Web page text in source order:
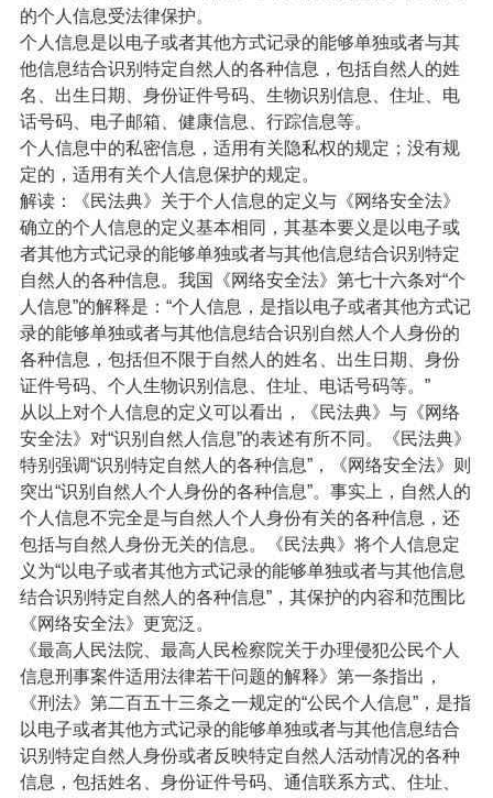
的个人信息受法律保护。
个人信息是以电子或者其他方式记录的能够单独或者与其
他信息结合识别特定自然人的各种信息，包括自然人的姓
名、出生日期、身份证件号码、生物识别信息、住址、电
话号码、电子邮箱、健康信息、行踪信息等。
个人信息中的私密信息，适用有关隐私权的规定；没有规
定的，适用有关个人信息保护的规定。
解读：《民法典》关于个人信息的定义与《网络安全法》
确立的个人信息的定义基本相同，其基本要义是以电子或
者其他方式记录的能够单独或者与其他信息结合识别特定
自然人的各种信息。我国《网络安全法》第七十六条对“个
人信息”的解释是：“个人信息，是指以电子或者其他方式记
录的能够单独或者与其他信息结合识别自然人个人身份的
各种信息，包括但不限于自然人的姓名、出生日期、身份
证件号码、个人生物识别信息、住址、电话号码等。”
从以上对个人信息的定义可以看出，《民法典》与《网络
安全法》对“识别自然人信息”的表述有所不同。《民法典》
特别强调“识别特定自然人的各种信息”，《网络安全法》则
突出“识别自然人个人身份的各种信息”。事实上，自然人的
个人信息不完全是与自然人个人身份有关的各种信息，还
包括与自然人身份无关的信息。《民法典》将个人信息定
义为“以电子或者其他方式记录的能够单独或者与其他信息
结合识别特定自然人的各种信息”，其保护的内容和范围比
《网络安全法》更宽泛。
《最高人民法院、最高人民检察院关于办理侵犯公民个人
信息刑事案件适用法律若干问题的解释》第一条指出，
《刑法》第二百五十三条之一规定的“公民个人信息”，是指
以电子或者其他方式记录的能够单独或者与其他信息结合
识别特定自然人身份或者反映特定自然人活动情况的各种
信息，包括姓名、身份证件号码、通信联系方式、住址、